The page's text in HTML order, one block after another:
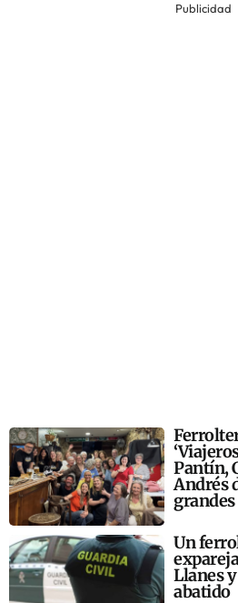
Publicidad
Pantín,
Andrés
Un
Llanes
abatido